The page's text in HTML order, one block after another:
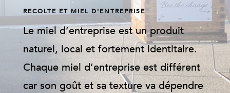
RECOLTE ET MIEL D'ENTREPRISE
Le miel d’entreprise est un produit
naturel, local et fortement identitaire.
Chaque miel d’entreprise est différent
car son goût et sa texture va dépendre